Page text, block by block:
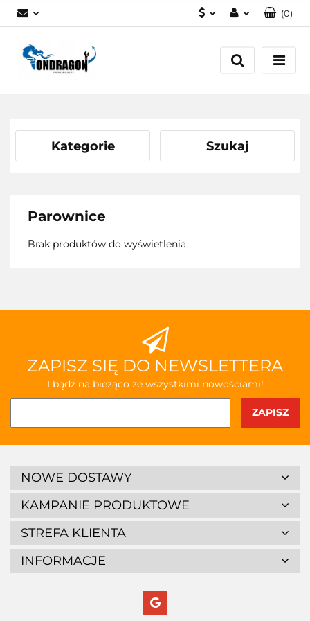
Zaloguj się
Załóż konto
(0)
Kategorie Szukaj
Parownice
Brak produktów do wyświetlenia
ZAPISZ SIĘ DO NEWSLETTERA
I bądź na bieżąco ze wszystkimi nowościami!
NOWE DOSTAWY
KAMPANIE PRODUKTOWE
STREFA KLIENTA
INFORMACJE